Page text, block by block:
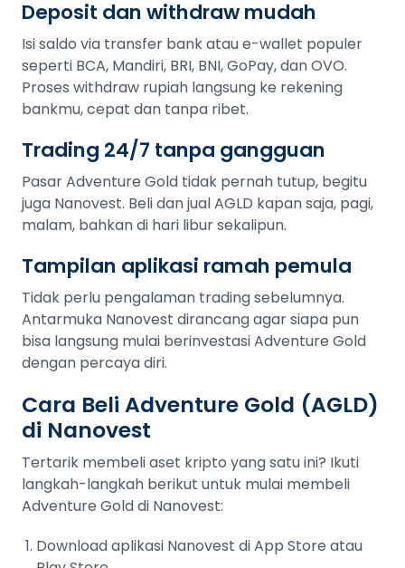
Deposit dan withdraw mudah
Isi saldo via transfer bank atau e-wallet populer
seperti BCA, Mandiri, BRI, BNI, GoPay, dan OVO.
Proses withdraw rupiah langsung ke rekening
bankmu, cepat dan tanpa ribet.
Trading 24/7 tanpa gangguan
Pasar Adventure Gold tidak pernah tutup, begitu
juga Nanovest. Beli dan jual AGLD kapan saja, pagi,
malam, bahkan di hari libur sekalipun.
Tampilan aplikasi ramah pemula
Tidak perlu pengalaman trading sebelumnya.
Antarmuka Nanovest dirancang agar siapa pun
bisa langsung mulai berinvestasi Adventure Gold
dengan percaya diri.
Cara Beli Adventure Gold (AGLD)
di Nanovest
Tertarik membeli aset kripto yang satu ini? Ikuti
langkah-langkah berikut untuk mulai membeli
Adventure Gold di Nanovest:
Download aplikasi Nanovest di App Store atau